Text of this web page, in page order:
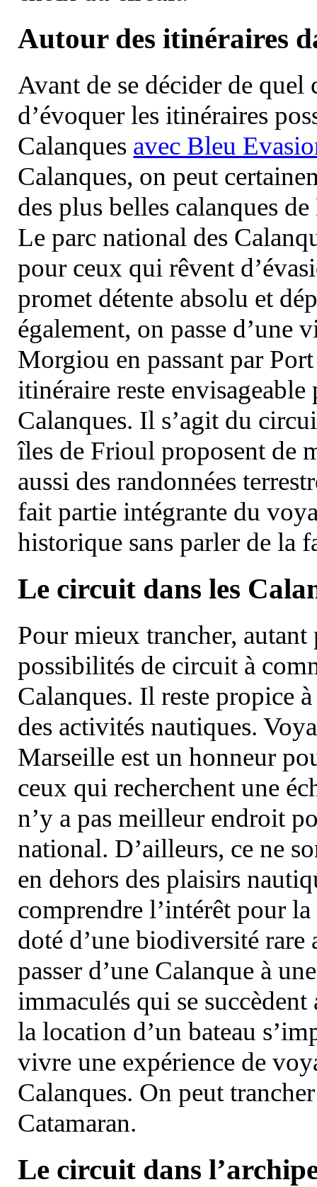
Autour des itinéraires
Avant de se décider de
d’évoquer les itinéraires
Calanques avec Bleu
Calanques, on peut
des plus belles calanques
Le parc national des
pour ceux qui rêvent
promet détente absolu et
également, on passe d’une
Morgiou en passant par
itinéraire reste
Calanques. Il s’agit du
îles de Frioul proposent de
aussi des randonnées
fait partie intégrante du
historique sans parler de la
Le circuit dans les
Pour mieux trancher, autant
possibilités de circuit à
Calanques. Il reste propice
des activités nautiques.
Marseille est un honneur
ceux qui recherchent une
n’y a pas meilleur endroit
national. D’ailleurs, ce ne
en dehors des plaisirs
comprendre l’intérêt pour
doté d’une biodiversité
passer d’une Calanque à
immaculés qui se
la location d’un bateau
vivre une expérience de
Calanques. On peut
Catamaran.
Le circuit dans